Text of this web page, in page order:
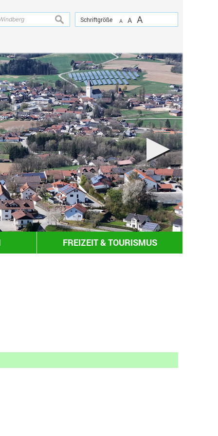
Schriftgröße A A A
suchen
FREIZEIT & TOURISMUS